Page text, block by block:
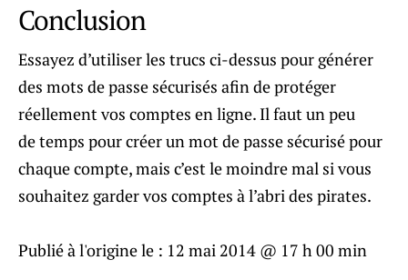
Conclusion
Essayez d’utiliser les trucs ci-dessus pour générer
des mots de passe sécurisés afin de protéger
réellement vos comptes en ligne. Il faut un peu
de temps pour créer un mot de passe sécurisé pour
chaque compte, mais c’est le moindre mal si vous
souhaitez garder vos comptes à l’abri des pirates.
Publié à l'origine le : 12 mai 2014 @ 17 h 00 min